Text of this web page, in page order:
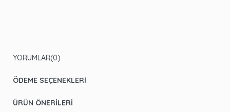
YORUMLAR(0)
ÖDEME SEÇENEKLERI
ÜRÜN ÖNERILERI